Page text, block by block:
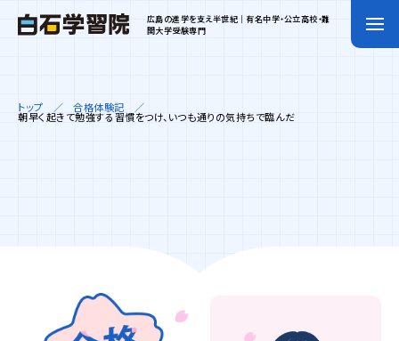
広島の進学を支え半世紀｜有名中学・公立高校・難
関大学受験専門
トップ 合格体験記
朝早く起きて勉強する習慣をつけ、いつも通りの気持ちで臨んだ